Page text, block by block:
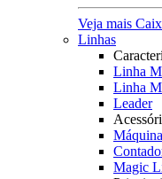
Veja mais
Linhas
Linha
Linha
Leader
Magic